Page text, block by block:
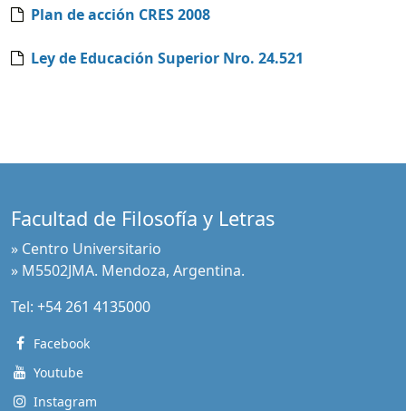
Plan de acción CRES 2008
Ley de Educación Superior Nro. 24.521
Facultad de Filosofía y Letras
» Centro Universitario
» M5502JMA. Mendoza, Argentina.
Tel: +54 261 4135000
Facebook
Youtube
Instagram